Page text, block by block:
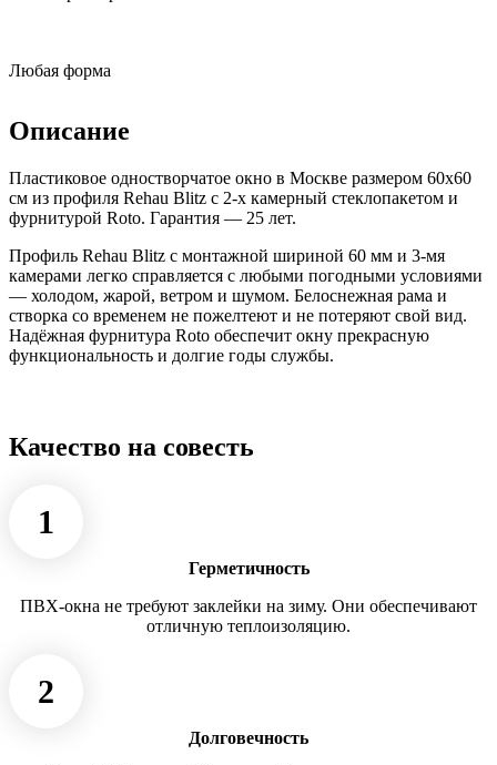
Любая форма
Описание
Пластиковое одностворчатое окно в Москве размером 60x60
см из профиля Rehau Blitz с 2-х камерный стеклопакетом и
фурнитурой Roto. Гарантия — 25 лет.
Профиль Rehau Blitz с монтажной шириной 60 мм и 3-мя
камерами легко справляется с любыми погодными условиями
— холодом, жарой, ветром и шумом. Белоснежная рама и
створка со временем не пожелтеют и не потеряют свой вид.
Надёжная фурнитура Roto обеспечит окну прекрасную
функциональность и долгие годы службы.
Качество на совесть
1
Герметичность
ПВХ-окна не требуют заклейки на зиму. Они обеспечивают
отличную теплоизоляцию.
2
Долговечность